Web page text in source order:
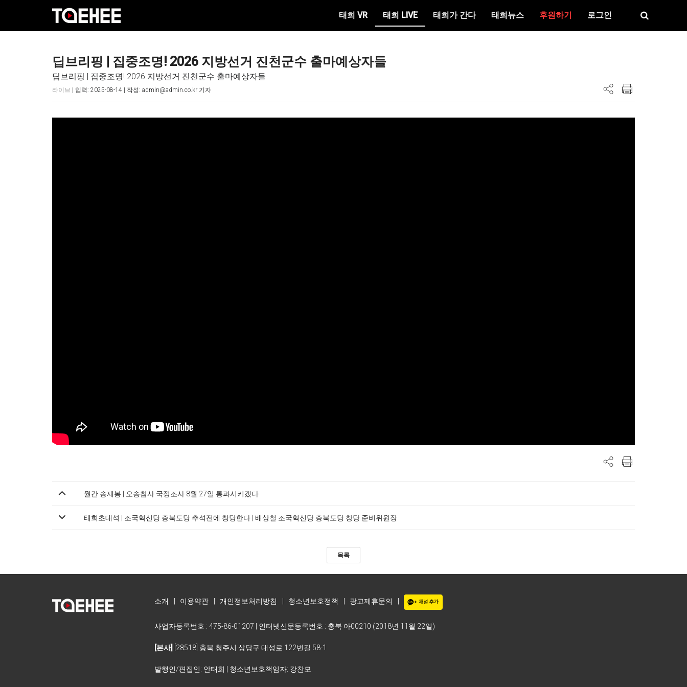
태희 VR 태희 LIVE 태희가 간다 태희뉴스 후원하기 로그인
딥브리핑 | 집중조명! 2026 지방선거 진천군수 출마예상자들
딥브리핑 | 집중조명! 2026 지방선거 진천군수 출마예상자들
라이브 | 입력: 2025-08-14 | 작성: admin@admin.co.kr 기자
월간 송재봉 | 오송참사 국정조사 8월 27일 통과시키겠다
태희초대석 | 조국혁신당 충북도당 추석전에 창당한다 | 배상철 조국혁신당 충북도당 창당 준비위원장
목록
소개 이용약관 개인정보처리방침 청소년보호정책 광고제휴문의
사업자등록번호 : 475-86-01207 | 인터넷신문등록번호 : 충북 아00210 (2018년 11월 22일)
[본사] [28518] 충북 청주시 상당구 대성로 122번길 58-1
발행인/편집인: 안태희 | 청소년보호책임자: 강찬모